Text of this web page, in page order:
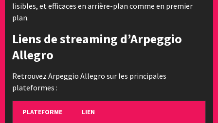
lisibles, et efficaces en arrière-plan comme en premier
plan.
Liens de streaming d’Arpeggio
Allegro
Retrouvez Arpeggio Allegro sur les principales
plateformes :
PLATEFORME LIEN